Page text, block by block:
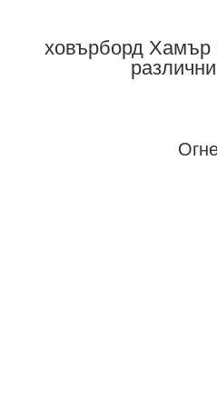
ховърборд Хамър